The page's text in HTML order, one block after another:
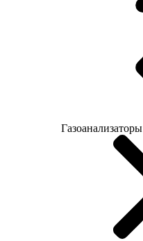
Газоанализаторы